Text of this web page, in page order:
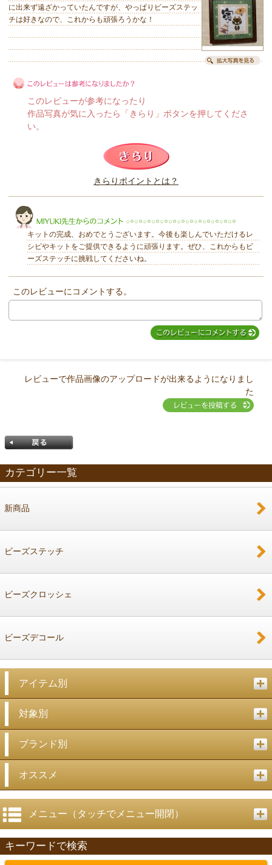
に出来ず遠ざかっていたんですが、やっぱりビーズステッ
チは好きなので、これからも頑張ろうかな！
このレビューは参考になりましたか？
このレビューが参考になったり
作品写真が気に入ったら「きらり」ボタンを押してくださ
い。
きらり
きらりポイントとは？
MIYUKI先生からのコメント
キットの完成、おめでとうございます。今後も楽しんでいただけるレ
シピやキットをご提供できるように頑張ります。ぜひ、これからもビ
ーズステッチに挑戦してくださいね。
このレビューにコメントする。
レビューで作品画像のアップロードが出来るようになりまし
た
カテゴリー一覧
新商品
ビーズステッチ
ビーズクロッシェ
ビーズデコール
アイテム別
対象別
ブランド別
オススメ
メニュー（タッチでメニュー開閉）
キーワードで検索